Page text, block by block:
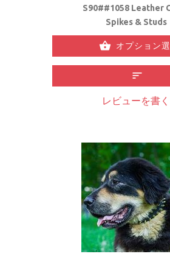
S90##1058 Leather
Spikes & Studs
オプション
レビューを書く